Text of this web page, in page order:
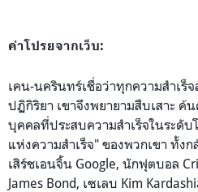
คำโปรยจากเว็บ:
เคน-นครินทร์เชื่อว่าทุกความสำเร็
ปฏิกิริยา เขาจึงพยายามสืบเสาะ ค้
บุคคลที่ประสบความสำเร็จในระดั
แห่งความสำเร็จ" ของพวกเขา ทั้งก
เสิร์ชเอนจิ้น Google, นักฟุตบอล
James Bond, เซเลบ Kim